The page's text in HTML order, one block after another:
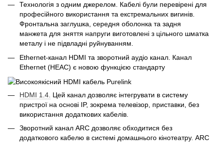
Технологія з одним джерелом. Кабелі були перевірені для
професійного використання та екстремальних вигинів.
Фронтальна заглушка, середня оболонка та задня
манжета для зняття напруги виготовлені з цільного шматка
металу і не підвладні руйнуванням.
Ethernet-канал HDMI та зворотний аудіо канал. Канал
Ethernet (HEAC) є новою функцією стандарту
HDMI 1.4. Цей канал дозволяє інтегрувати в систему
пристрої на основі IP, зокрема телевізор, приставки, без
використання додаткових кабелів.
Зворотний канал ARC дозволяє обходитися без
додаткового кабелю в системі домашнього кінотеатру. ARC